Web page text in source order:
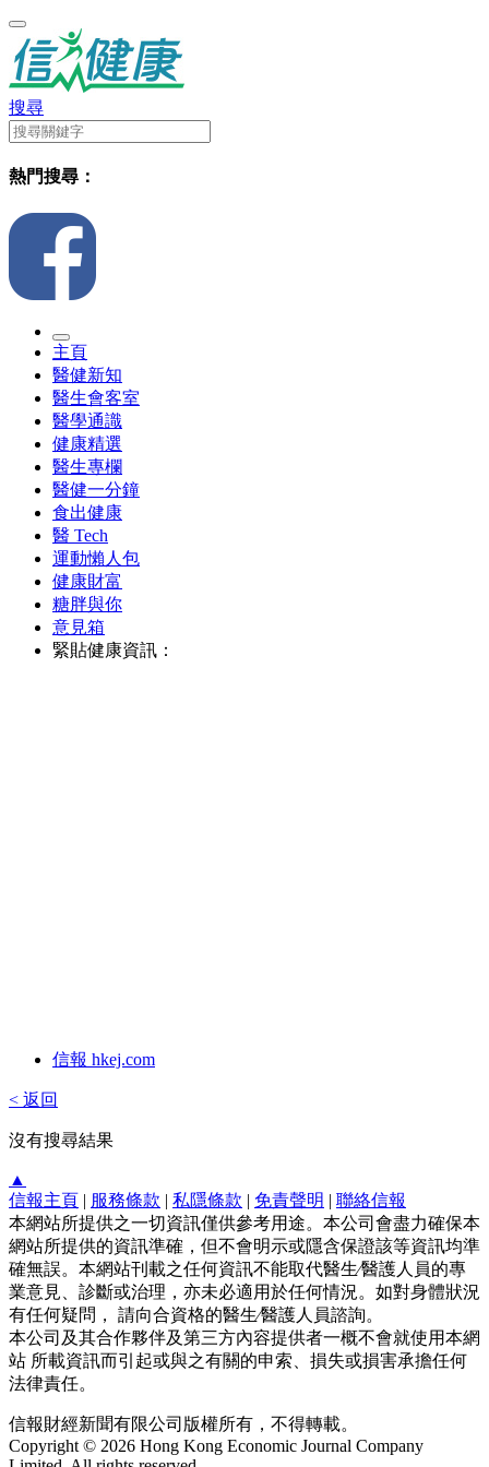
搜尋
熱門搜尋：
主頁
醫健新知
醫生會客室
醫學通識
健康精選
醫生專欄
醫健一分鐘
食出健康
醫 Tech
運動懶人包
健康財富
糖胖與你
意見箱
緊貼健康資訊：
信報 hkej.com
< 返回
沒有搜尋結果
▲
信報主頁 | 服務條款 | 私隱條款 | 免責聲明 | 聯絡信報
本網站所提供之一切資訊僅供參考用途。本公司會盡力確保本
網站所提供的資訊準確，但不會明示或隱含保證該等資訊均準
確無誤。本網站刊載之任何資訊不能取代醫生∕醫護人員的專
業意見、診斷或治理，亦未必適用於任何情況。如對身體狀況
有任何疑問， 請向合資格的醫生∕醫護人員諮詢。
本公司及其合作夥伴及第三方內容提供者一概不會就使用本網
站 所載資訊而引起或與之有關的申索、損失或損害承擔任何
法律責任。
信報財經新聞有限公司版權所有，不得轉載。
Copyright © 2026 Hong Kong Economic Journal Company